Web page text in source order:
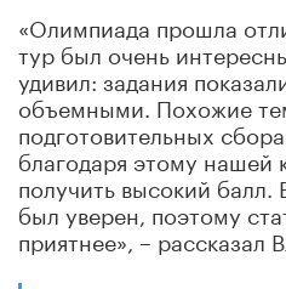
«Олимпиада прошла
тур был очень
удивил: задания
объемными. Похожие
подготовительных
благодаря этому нашей
получить высокий балл.
был уверен, поэтому
приятнее», – рассказал